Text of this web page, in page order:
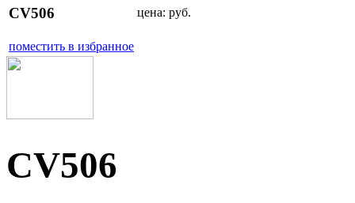
CV506 цена: руб.
поместить в избранное
CV506